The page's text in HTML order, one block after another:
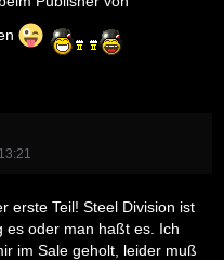
erste Teil! Steel Division ist
es oder man haßt es. Ich
im Sale geholt, leider muß